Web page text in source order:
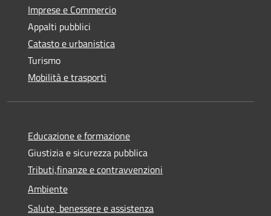
Imprese e Commercio
Appalti pubblici
Catasto e urbanistica
Turismo
Mobilità e trasporti
Educazione e formazione
Giustizia e sicurezza pubblica
Tributi,finanze e contravvenzioni
Ambiente
Salute, benessere e assistenza